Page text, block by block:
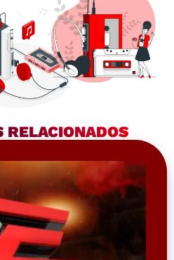
RELACIONADOS